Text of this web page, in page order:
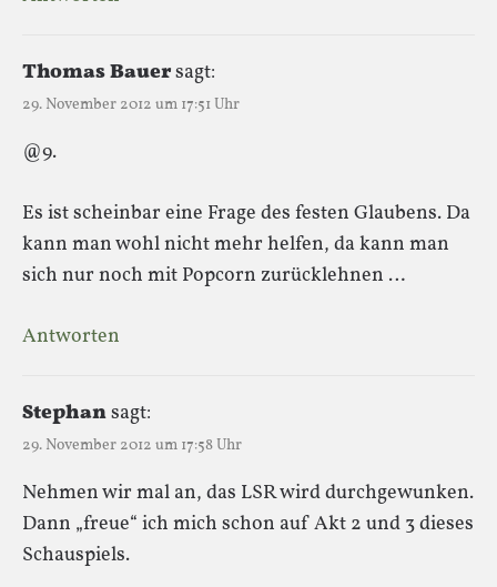
Thomas Bauersagt:
29. November 2012 um 17:51 Uhr
@9.
Es ist scheinbar eine Frage des festen Glaubens. Da
kann man wohl nicht mehr helfen, da kann man
sich nur noch mit Popcorn zurücklehnen …
Antworten
Stephansagt:
29. November 2012 um 17:58 Uhr
Nehmen wir mal an, das LSR wird durchgewunken.
Dann „freue“ ich mich schon auf Akt 2 und 3 dieses
Schauspiels.